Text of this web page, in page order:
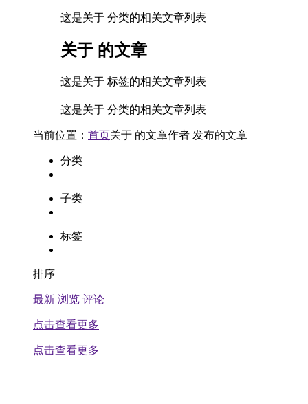
这是关于 分类的相关文章列表
关于 的文章
这是关于 标签的相关文章列表
这是关于 分类的相关文章列表
当前位置： 首页关于 的文章作者 发布的文章
分类
子类
标签
排序
最新 浏览 评论
点击查看更多
点击查看更多